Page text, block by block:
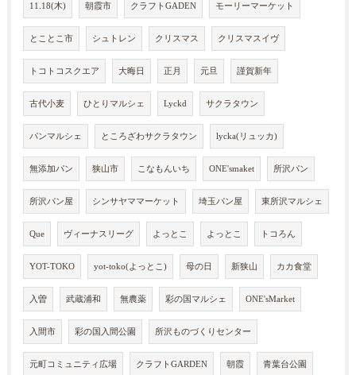
11.18(木) 朝霞市 クラフトGADEN モーリーマーケット
とことこ市 シュトレン クリスマス クリスマスイヴ
トコトコスクエア 大晦日 正月 元旦 謹賀新年
古代小麦 ひとりマルシェ Lyckd サクラタウン
パンマルシェ ところざわサクラタウン lycka(リュッカ)
無添加パン 狭山市 こなもんいち ONE'smaket 所沢パン
所沢パン屋 シンサヤママーケット 埼玉パン屋 東所沢マルシェ
Que ヴィーナスリーグ よっとこ よっとこ トコろん
YOT-TOKO yot-toko(よっとこ) 母の日 新狭山 カカ食堂
入曽 武蔵浦和 無農薬 彩の国マルシェ ONE'sMarket
入間市 彩の国入間公園 所沢ものづくりセンター
元町コミュニティ広場 クラフトGARDEN 朝霞 青葉台公園